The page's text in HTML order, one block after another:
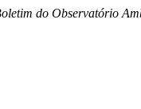
do Observatório